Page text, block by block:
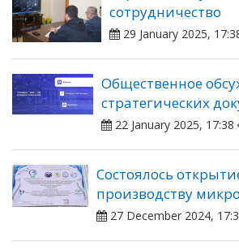
сотрудничество
29 January 2025,
Общественное
стратегических
22 January 2025, 17:38
Состоялось
производству
27 December 2024,